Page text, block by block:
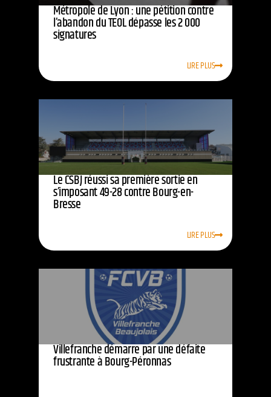
Métropole de Lyon : une pétition contre
l’abandon du TEOL dépasse les 2 000
signatures
LIRE PLUS
Le CSBJ réussi sa première sortie en
s’imposant 49-28 contre Bourg-en-
Bresse
LIRE PLUS
Villefranche démarre par une défaite
frustrante à Bourg-Péronnas